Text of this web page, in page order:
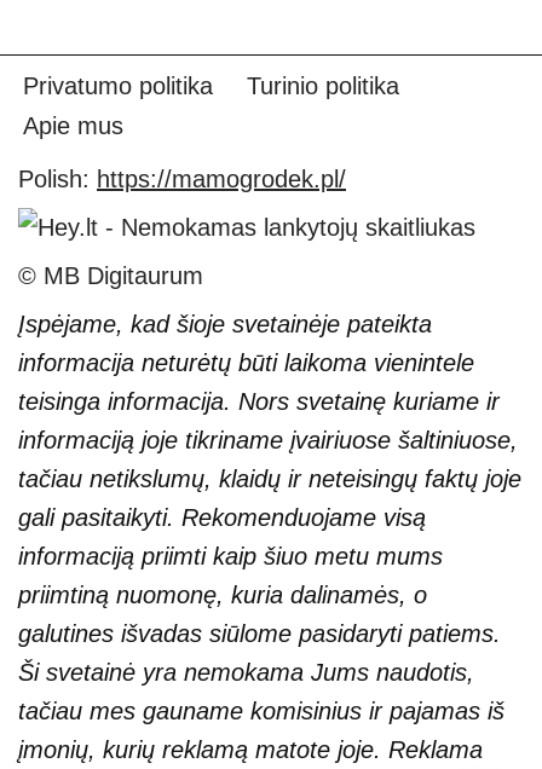
Privatumo politika
Turinio politika
Apie mus
Polish: https://mamogrodek.pl/
© MB Digitaurum
Įspėjame, kad šioje svetainėje pateikta
informacija neturėtų būti laikoma vienintele
teisinga informacija. Nors svetainę kuriame ir
informaciją joje tikriname įvairiuose šaltiniuose,
tačiau netikslumų, klaidų ir neteisingų faktų joje
gali pasitaikyti. Rekomenduojame visą
informaciją priimti kaip šiuo metu mums
priimtiną nuomonę, kuria dalinamės, o
galutines išvadas siūlome pasidaryti patiems.
Ši svetainė yra nemokama Jums naudotis,
tačiau mes gauname komisinius ir pajamas iš
įmonių, kurių reklamą matote joje. Reklama